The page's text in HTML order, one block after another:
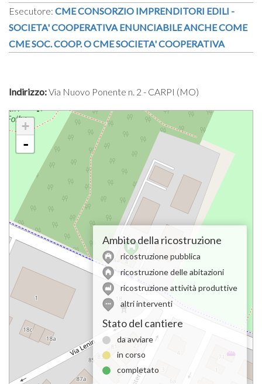
Esecutore: CME CONSORZIO IMPRENDITORI EDILI -
SOCIETA' COOPERATIVA ENUNCIABILE ANCHE COME
CME SOC. COOP. O CME SOCIETA' COOPERATIVA
Indirizzo:Via Nuovo Ponente n. 2 - CARPI (MO)
+
-
Ambito della ricostruzione
ricostruzione pubblica
ricostruzione delle abitazioni
ricostruzione attività produttive
altri interventi
Stato del cantiere
da avviare
in corso
completato